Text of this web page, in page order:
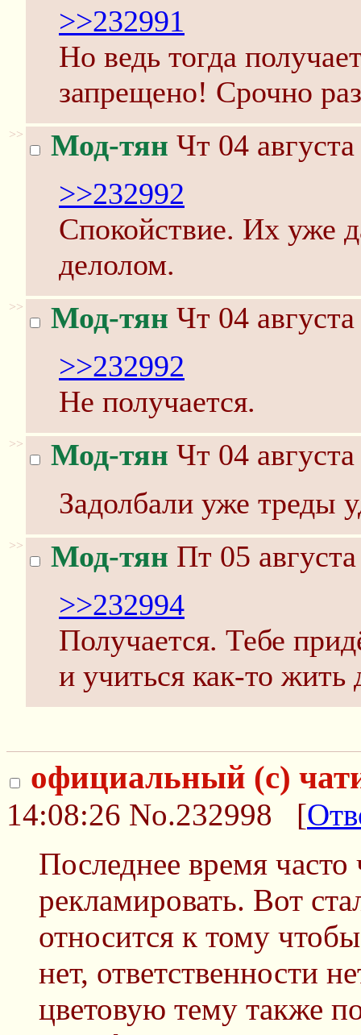
>>232991
Но ведь тогда
запрещено! Срочно
>> Мод-тян Чт 04
>>232992
Спокойствие. Их уже
делолом.
>> Мод-тян Чт 04
>>232992
Не получается.
>> Мод-тян Чт 04
Задолбали уже треды
>> Мод-тян Пт 05
>>232994
Получается. Тебе
и учиться как-то жить
официальный (с)
14:08:26 No.232998 [
Последнее время часто
рекламировать. Вот
относится к тому
нет, ответственности
цветовую тему также